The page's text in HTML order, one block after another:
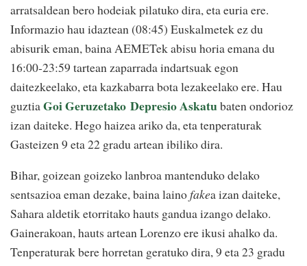
arratsaldean bero hodeiak pilatuko dira, eta euria ere.
Informazio hau idaztean (08:45) Euskalmetek ez du
abisurik eman, baina AEMETek abisu horia emana du
16:00-23:59 tartean zaparrada indartsuak egon
daitezkeelako, eta kazkabarra bota lezakeelako ere. Hau
guztiaGoi Geruzetako Depresio Askatubaten ondorioz
izan daiteke. Hego haizea ariko da, eta tenperaturak
Gasteizen 9 eta 22 gradu artean ibiliko dira.
Bihar, goizean goizeko lanbroa mantenduko delako
sentsazioa eman dezake, baina lainofakea izan daiteke,
Sahara aldetik etorritako hauts gandua izango delako.
Gainerakoan, hauts artean Lorenzo ere ikusi ahalko da.
Tenperaturak bere horretan geratuko dira, 9 eta 23 gradu